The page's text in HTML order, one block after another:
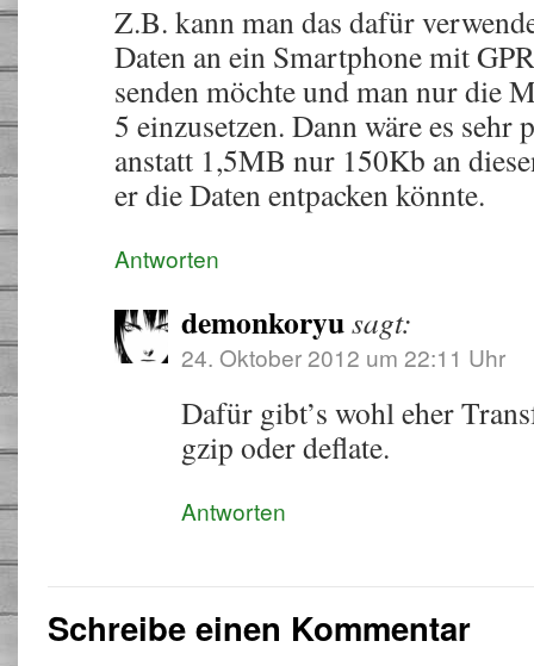
Z.B. kann man das dafür
Daten an ein Smartphone mit
senden möchte und man nur die
5 einzusetzen. Dann wäre es sehr
anstatt 1,5MB nur 150Kb an
er die Daten entpacken könnte.
Antworten
demonkoryusagt:
24. Oktober 2012 um 22:11 Uhr
Dafür gibt’s wohl eher
gzip oder deflate.
Antworten
Schreibe einen Kommentar